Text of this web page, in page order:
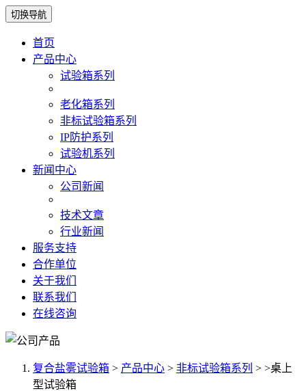
切换导航
首页
产品中心
试验箱系列
老化箱系列
非标试验箱系列
IP防护系列
试验机系列
新闻中心
公司新闻
技术文章
行业新闻
服务支持
合作单位
关于我们
联系我们
在线咨询
复合盐雾试验箱 > 产品中心 > 非标试验箱系列 > >桌上
型试验箱